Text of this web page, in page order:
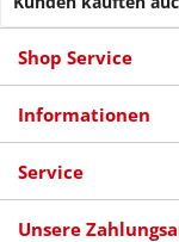
Shop Service
Informationen
Service
Unsere